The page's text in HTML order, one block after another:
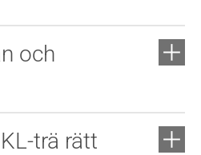
och
trä rätt